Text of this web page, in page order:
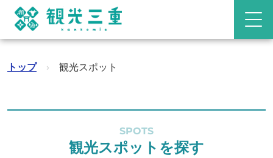
トップ › 観光スポット
SPOTS
観光スポットを探す